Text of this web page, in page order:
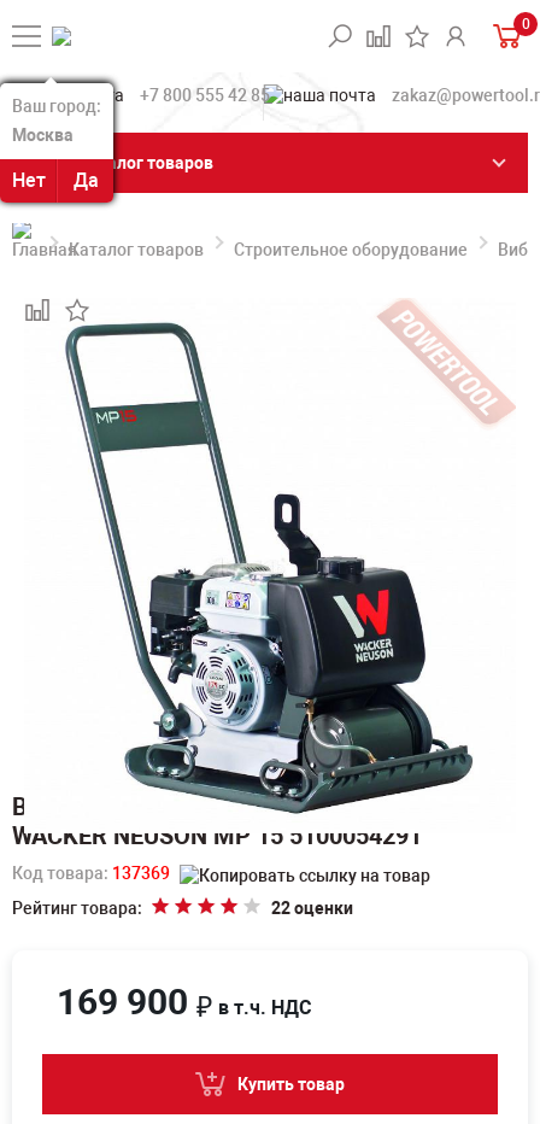
Ваш город:
Москва
Нет Да
Ваш город:
Москва
Нет Да
0
+7 800 555 42 85
Каталог товаров
Каталог товаров Строительное оборудование
Виброплита поступательная бензиновая
WACKER NEUSON MP 15 5100054291
Код товара: 137369
Рейтинг товара:
22 оценки
169 900 ₽ в т.ч. НДС
Купить товар